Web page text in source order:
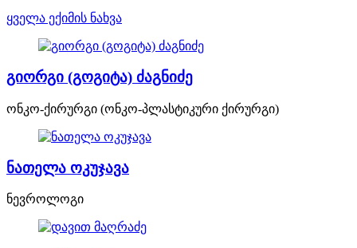
ყველა ექიმის ნახვა
გიორგი (გოგიტა) ძაგნიძე
ონკო-ქირურგი (ონკო-პლასტიკური ქირურგი)
ნათელა ოკუჯავა
ნევროლოგი